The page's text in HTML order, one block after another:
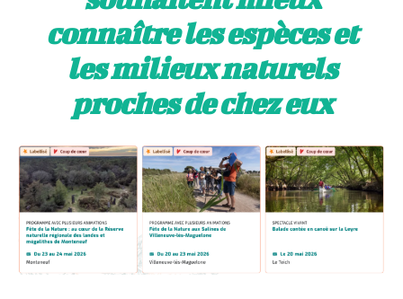
connaître les espèces et
les milieux naturels
proches de chez eux